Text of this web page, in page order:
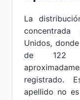
La
Unidos,
de 122
registrado.
apellido no